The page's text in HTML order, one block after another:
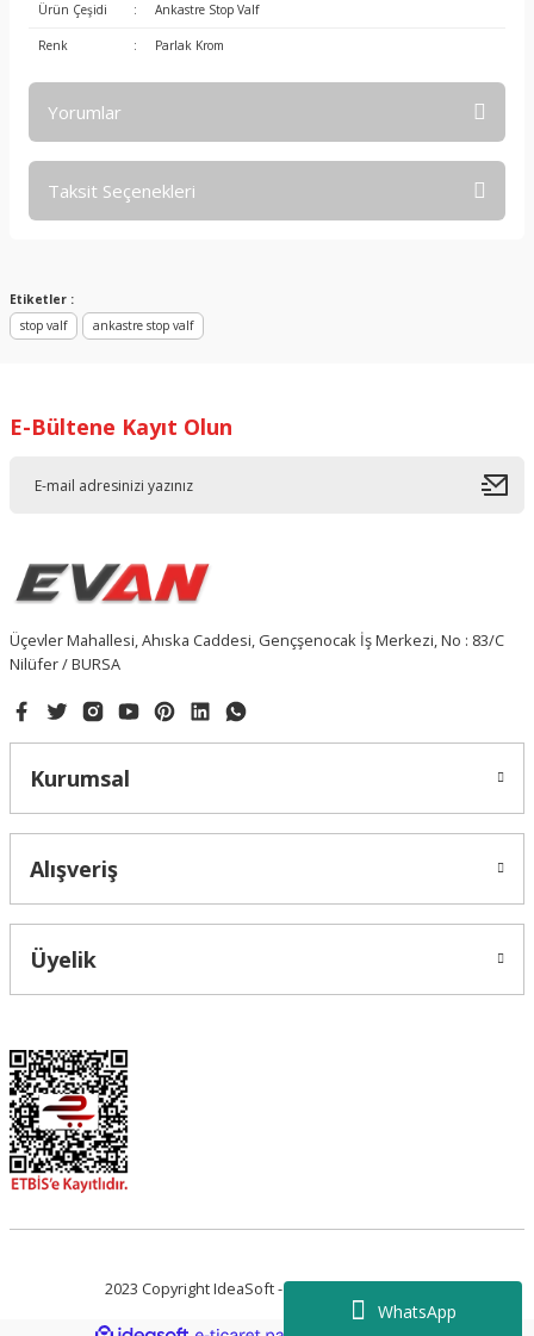
WhatsApp
Ürün Çeşidi : Ankastre Stop Valf
Renk : Parlak Krom
Yorumlar
Taksit Seçenekleri
Etiketler :
stop valf
ankastre stop valf
E-Bültene Kayıt Olun
Üçevler Mahallesi, Ahıska Caddesi, Gençşenocak İş Merkezi, No : 83/C
Nilüfer / BURSA
Kurumsal
Alışveriş
Üyelik
2023 Copyright IdeaSoft - Tüm Hakları Saklıdır.